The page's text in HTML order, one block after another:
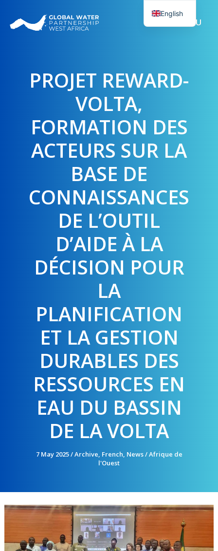
content
MENU
PROJET REWARD-
VOLTA,
FORMATION DES
ACTEURS SUR LA
BASE DE
CONNAISSANCES
DE L’OUTIL
D’AIDE À LA
DÉCISION POUR
LA
PLANIFICATION
ET LA GESTION
DURABLES DES
RESSOURCES EN
EAU DU BASSIN
DE LA VOLTA
7 May 2025/Archive, French, News/Afrique de
l'Ouest
English
French